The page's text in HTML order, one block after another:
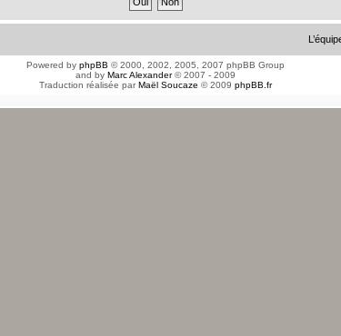
Powered by phpBB © 2000, 2002, 2005, 2007 phpBB Group
and by Marc Alexander© 2007 - 2009
Traduction réalisée parMaël Soucaze © 2009 phpBB.fr